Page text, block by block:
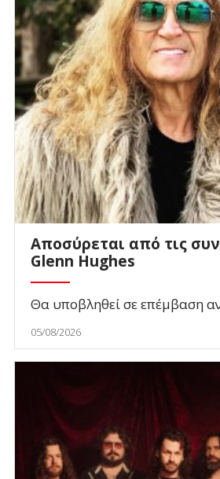
Αποσύρεται από τις
Glenn Hughes
Θα υποβληθεί σε επέμβαση
05/08/2026